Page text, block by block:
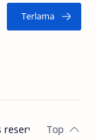
reserved.